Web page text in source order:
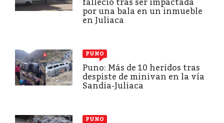
falleció tras ser impactada
por una bala en un inmueble
en Juliaca
PUNO
Puno: Más de 10 heridos tras
despiste de minivan en la vía
Sandia-Juliaca
PUNO